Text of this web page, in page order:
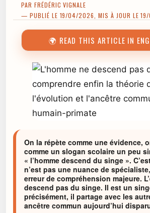
PAR FRÉDÉRIC VIGNALE
— PUBLIÉ LE 19/04/2026, MIS À JOUR LE
🌍 READ THIS ARTICLE IN
On la répète comme une évidence,
comme un slogan scolaire un peu
« l’homme descend du singe ».
n’est pas une nuance de
erreur de compréhension majeure.
descend pas du singe. Il est un
précisément, il partage avec les
ancêtre commun aujourd’hui